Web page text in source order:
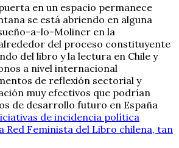
en un espacio permanece
se está abriendo en alguna
a-lo-Moliner en la
del proceso constituyente
del libro y la lectura en Chile y
a nivel internacional
de reflexión sectorial y
muy efectivos que podrían
de desarrollo futuro en España
de incidencia política
Red Feminista del Libro chilena, tan